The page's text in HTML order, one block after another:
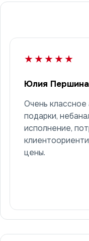
★★★★★
Юлия Першина
Очень классное
подарки,
исполнение,
цены.